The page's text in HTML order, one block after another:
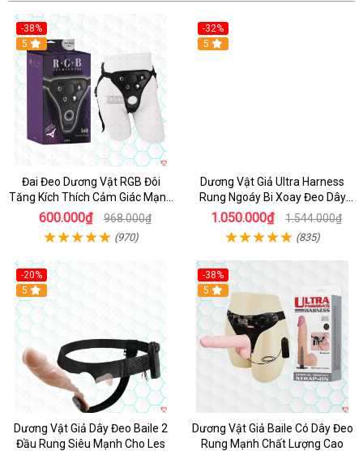
-38%
Hot
5
Đai Đeo Dương Vật RGB Đôi
Tăng Kích Thích Cảm Giác Mạnh
Mẽ
600.000₫ 968.000₫
(970)
-32%
Hot
5
Dương Vật Giả Ultra Harness
Rung Ngoáy Bi Xoay Đeo Dây
Cao Cấp
1.050.000₫ 1.544.000₫
(835)
-20%
Hot
5
Dương Vật Giả Dây Đeo Baile 2
Đầu Rung Siêu Mạnh Cho Les
-38%
Hot
5
Dương Vật Giả Baile Có Dây Đeo
Rung Mạnh Chất Lượng Cao